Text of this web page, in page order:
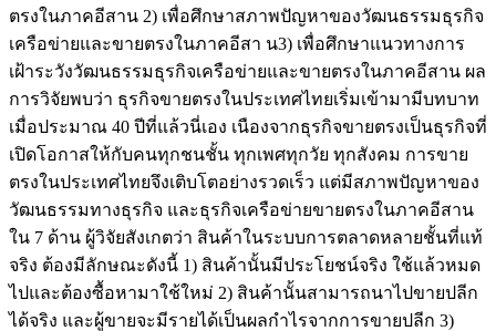
ตรงในภาคอีสาน 2) เพื่อศึกษาสภาพปัญหาของวัฒนธรรมธุรกิจ
เครือข่ายและขายตรงในภาคอีสา น3) เพื่อศึกษาแนวทางการ
เฝ้าระวังวัฒนธรรมธุรกิจเครือข่ายและขายตรงในภาคอีสาน ผล
การวิจัยพบว่า ธุรกิจขายตรงในประเทศไทยเริ่มเข้ามามีบทบาท
เมื่อประมาณ 40 ปีที่แล้วนี่เอง เนืองจากธุรกิจขายตรงเป็นธุรกิจที่
เปิดโอกาสให้กับคนทุกชนชั้น ทุกเพศทุกวัย ทุกสังคม การขาย
ตรงในประเทศไทยจึงเติบโตอย่างรวดเร็ว แต่มีสภาพปัญหาของ
วัฒนธรรมทางธุรกิจ และธุรกิจเครือข่ายขายตรงในภาคอีสาน
ใน 7 ด้าน ผู้วิจัยสังเกตว่า สินค้าในระบบการตลาดหลายชั้นที่แท้
จริง ต้องมีลักษณะดังนี้ 1) สินค้านั้นมีประโยชน์จริง ใช้แล้วหมด
ไปและต้องซื้อหามาใช้ใหม่ 2) สินค้านั้นสามารถนาไปขายปลีก
ได้จริง และผู้ขายจะมีรายได้เป็นผลกำไรจากการขายปลีก 3)